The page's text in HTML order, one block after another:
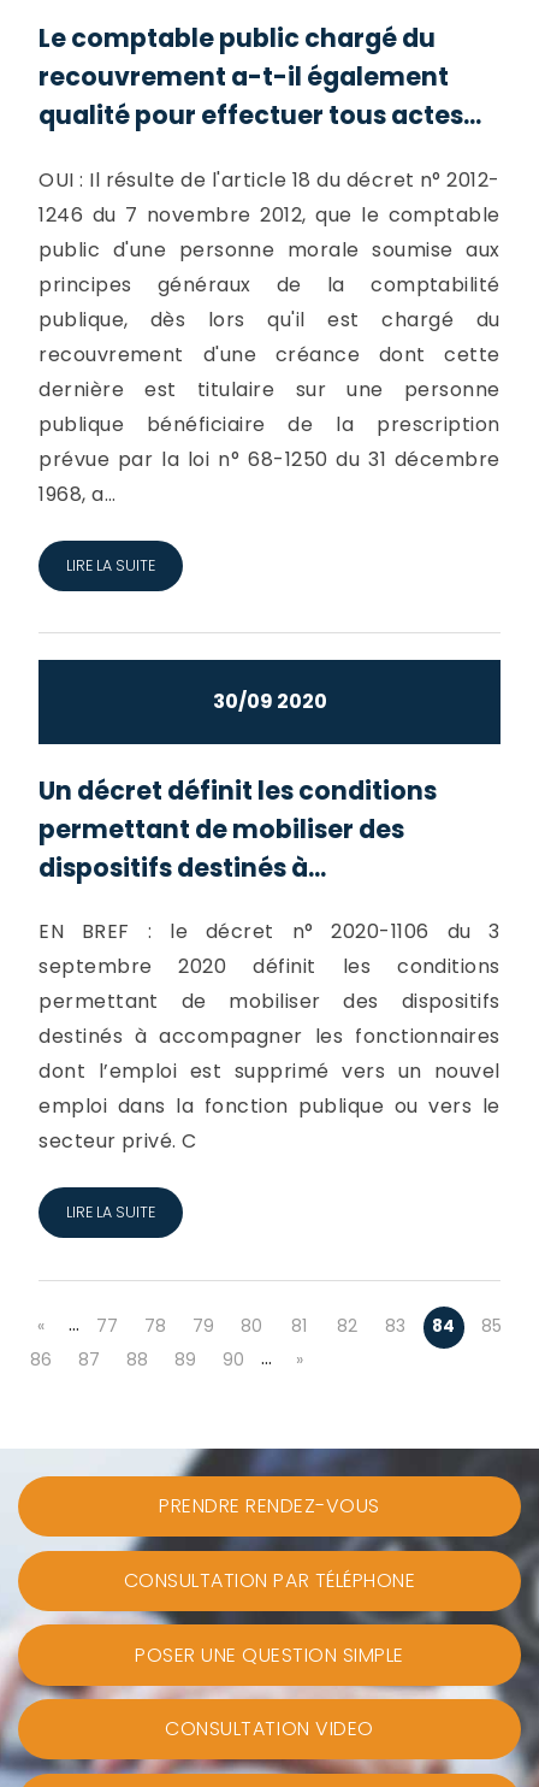
Le comptable public chargé du
recouvrement a-t-il également
qualité pour effectuer tous actes...
OUI : Il résulte de l'article 18 du décret n° 2012-
1246 du 7 novembre 2012, que le comptable
public d'une personne morale soumise aux
principes généraux de la comptabilité
publique, dès lors qu'il est chargé du
recouvrement d'une créance dont cette
dernière est titulaire sur une personne
publique bénéficiaire de la prescription
prévue par la loi n° 68-1250 du 31 décembre
1968, a...
LIRE LA SUITE
30/09 2020
Un décret définit les conditions
permettant de mobiliser des
dispositifs destinés à...
EN BREF : le décret n° 2020-1106 du 3
septembre 2020 définit les conditions
permettant de mobiliser des dispositifs
destinés à accompagner les fonctionnaires
dont l’emploi est supprimé vers un nouvel
emploi dans la fonction publique ou vers le
secteur privé. C
LIRE LA SUITE
« … 77 78 79 80 81 82 83 84
85
86
87 88 89 90 … »
PRENDRE RENDEZ-VOUS
CONSULTATION PAR TÉLÉPHONE
POSER UNE QUESTION SIMPLE
CONSULTATION VIDEO